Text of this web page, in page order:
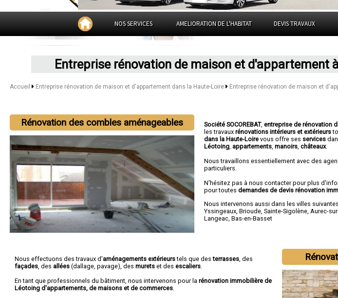
NOS SERVICES AMELIORATION DE L'HABITAT DEVIS TRAVAUX
Entreprise rénovation de maison et d'appartement
Accueil Entreprise rénovation de maison et d'appartement dans la Haute-Loire Entreprise rénovation de maison et
Rénovation des combles aménageables Société SOCOREBAT,entreprise de rénovation
les travauxrénovations intérieurs et extérieurs
dans la Haute-Loirevous offre ses services
Léotoing appartements ,manoirs ,châteaux.
Nous travaillons essentiellement avec des
particuliers.
N'hésitez pas à nous contacter pour plus
pour toutesdemandes de devis rénovation
Nous intervenons aussi dans les villes
Yssingeaux ,Brioude ,Sainte-Sigolène Aurec-
Langeac ,Bas-en-Basset
Nous effectuons des travaux d'aménagements extérieurstels que desterrasses , des
façades , des allées (dallage, pavage), des murets et des escaliers
En tant que professionnels du bâtiment, nous intervenons pour la rénovation immobilière de
Léotoing d'appartements, de maisons et de commerces